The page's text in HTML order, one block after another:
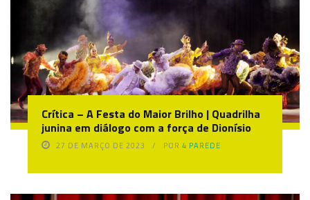
Crítica – A Festa do Maior Brilho | Quadrilha
junina em diálogo com a força de Dionísio
27 DE MARÇO DE 2023 POR4 PAREDE